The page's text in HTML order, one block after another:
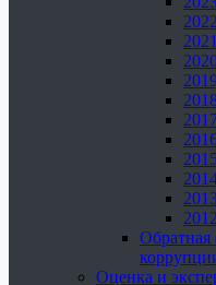
Обратная
Оценка и